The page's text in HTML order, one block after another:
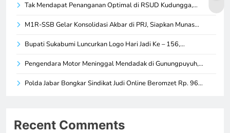
Tak Mendapat Penanganan Optimal di RSUD Kudungga,…
M1R-SSB Gelar Konsolidasi Akbar di PRJ, Siapkan Munas…
Bupati Sukabumi Luncurkan Logo Hari Jadi Ke – 156,…
Pengendara Motor Meninggal Mendadak di Gunungpuyuh,…
Polda Jabar Bongkar Sindikat Judi Online Beromzet Rp. 96…
Recent Comments